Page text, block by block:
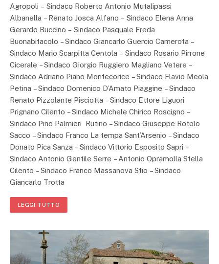
Agropoli – Sindaco Roberto Antonio Mutalipassi
Albanella – Renato Josca Alfano – Sindaco Elena Anna
Gerardo Buccino – Sindaco Pasquale Freda
Buonabitacolo – Sindaco Giancarlo Guercio Camerota –
Sindaco Mario Scarpitta Centola – Sindaco Rosario Pirrone
Cicerale – Sindaco Giorgio Ruggiero Magliano Vetere –
Sindaco Adriano Piano Montecorice – Sindaco Flavio Meola
Petina – Sindaco Domenico D’Amato Piaggine – Sindaco
Renato Pizzolante Pisciotta – Sindaco Ettore Liguori
Prignano Cilento – Sindaco Michele Chirico Roscigno –
Sindaco Pino Palmieri Rutino – Sindaco Giuseppe Rotolo
Sacco – Sindaco Franco La tempa Sant’Arsenio – Sindaco
Donato Pica Sanza – Sindaco Vittorio Esposito Sapri –
Sindaco Antonio Gentile Serre – Antonio Opramolla Stella
Cilento – Sindaco Franco Massanova Stio – Sindaco
Giancarlo Trotta
LEGGI TUTTO